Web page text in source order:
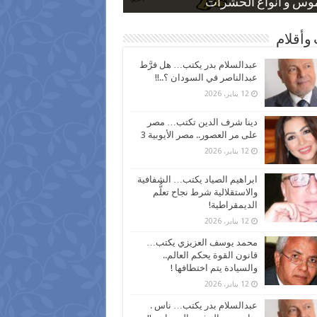
و أنواع الحشرات
بعد ارتفاع الأسعار
نسبة الطلاق في مصر
كاركاتيرية
كاركاتيرية
وأقلام
عبدالسلام بدر يكتب… هل فرَّط
عبدالناصر في السودان ؟..!!
12 يناير، 2026
دينا شرف الدين تكتب… مصر
على مر العصور.. مصر الأيوبية 3
12 يناير، 2026
ابراهيم الصياد يكتب… الشفافية
والاستقلالية شرط نجاح تعلُّم
الديمقراطية!
12 يناير، 2026
محمد يوسف العزيزي يكتب…
قانون القوة يحكم العالم..
والسيادة يتم اختطافها !
12 يناير، 2026
عبدالسلام بدر يكتب… ناس .